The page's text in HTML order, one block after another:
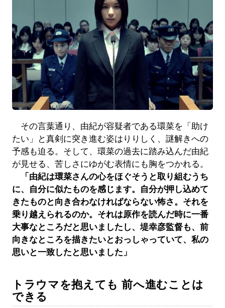
その言葉通り、由紀が容疑者である環菜を「助け
たい」と真剣に突き進む姿はりりしく、謎解きへの
予感も迫る。そして、環菜の過去に踏み込んだ由紀
が見せる、苦しさにゆがむ表情にも胸をつかれる。
「由紀は環菜さんの心をほぐそうと取り組むうち
に、自分に似たものを感じます。自分が押し込めて
きたものと向き合わなければならない怖さ。それを
乗り越えられるのか。それは原作を読んだ時に一番
大事なところだと思いましたし、堤幸彦監督も、前
向きなところを描きたいとおっしゃっていて、私の
思いと一致したと思いました」
トラウマを抱えても 前へ進むことは
できる